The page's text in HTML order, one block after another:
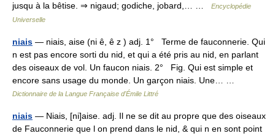
jusqu à la bêtise. ⇒ nigaud; godiche, jobard,… …
Encyclopédie
Universelle
niais — niais, aise (ni ê, ê z ) adj. 1° Terme de fauconnerie. Qui
n est pas encore sorti du nid, et qui a été pris au nid, en parlant
des oiseaux de vol. Un faucon niais. 2° Fig. Qui est simple et
encore sans usage du monde. Un garçon niais. Une… …
Dictionnaire de la Langue Française d'Émile Littré
niais — Niais, [ni]aise. adj. Il ne se dit au propre que des oiseaux
de Fauconnerie que l on prend dans le nid, & qui n en sont point